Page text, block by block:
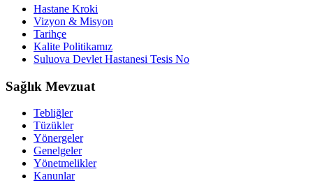
Hastane Kroki
Vizyon & Misyon
Tarihçe
Kalite Politikamız
Suluova Devlet Hastanesi Tesis No
Sağlık Mevzuat
Tebliğler
Tüzükler
Yönergeler
Genelgeler
Yönetmelikler
Kanunlar